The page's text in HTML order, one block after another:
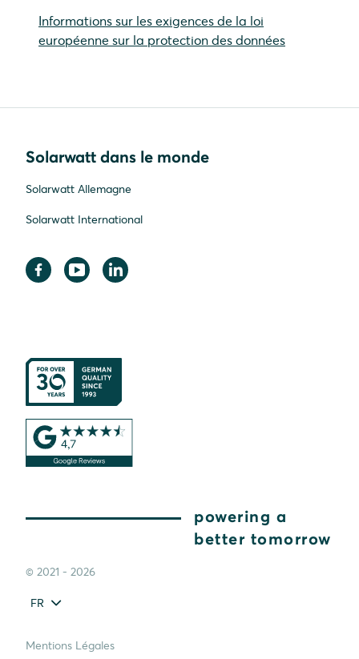
Informations sur les exigences de la loi
européenne sur la protection des données
Solarwatt dans le monde
Solarwatt Allemagne
Solarwatt International
powering a
better tomorrow
© 2021 - 2026
FR
Mentions Légales